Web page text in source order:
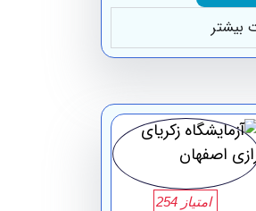
بیشتر
امتیاز 254